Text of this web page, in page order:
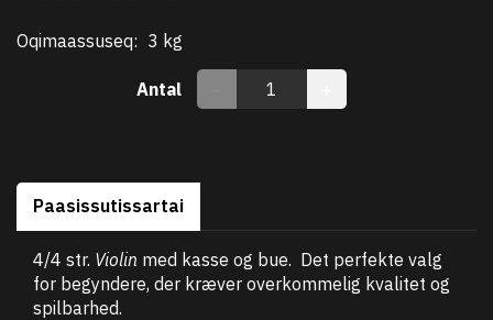
Oqimaassuseq: 3 kg
Antal
Paasissutissartai
4/4 str. Violin med kasse og bue. Det perfekte valg
for begyndere, der kræver overkommelig kvalitet og
spilbarhed.